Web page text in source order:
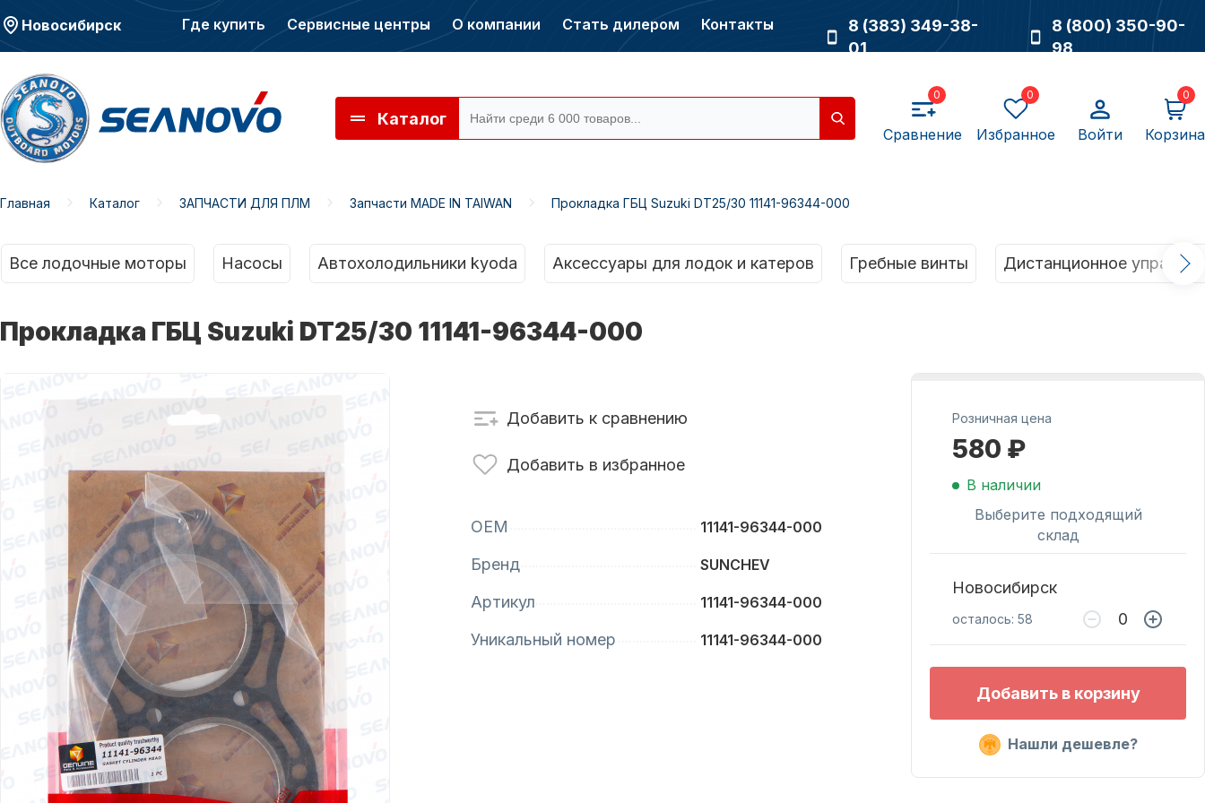
Новосибирск Где купить Сервисные центры О компании Стать дилером Контакты
8 (383) 349-38-
01
8 (800) 350-90-
98
Каталог
0
Сравнение
0
Избранное Войти
0
Корзина
оборудование
Запчасти для ПЛМ
Масла для лодочных
моторов
Автохолодильник
KYODA
для лодочных
моторов
Главная Каталог ЗАПЧАСТИ ДЛЯ ПЛМ Запчасти MADE IN TAIWAN Прокладка ГБЦ Suzuki DT25/30 11141-96344-000
Все лодочные моторы Насосы Автохолодильники kyoda Аксессуары для лодок и катеров Гребные винты Дистанционное
Прокладка ГБЦ Suzuki DT25/30 11141-96344-000
Добавить к сравнению
Добавить в избранное
OEM 11141-96344-000
Бренд SUNCHEV
Артикул 11141-96344-000
Уникальный номер 11141-96344-000
Розничная цена
580 ₽
В наличии
Выберите подходящий
склад
Новосибирск
осталось: 58
Добавить в корзину
Нашли дешевле?